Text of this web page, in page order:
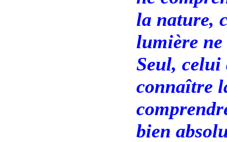
la nature,
lumière ne
Seul,
connaître
bien